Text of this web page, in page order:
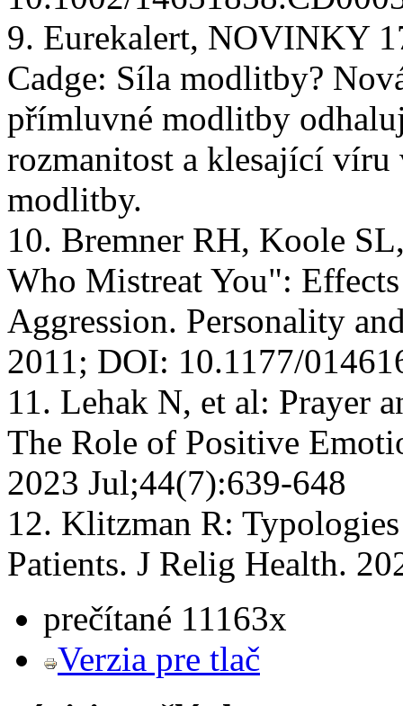
9. Eurekalert, NOVINKY
Cadge: Síla modlitby?
přímluvné modlitby
rozmanitost a klesající víru
modlitby.
10. Bremner RH, Koole
Who Mistreat You":
Aggression. Personality
2011; DOI: 10.1177/
11. Lehak N, et al: Prayer
The Role of Positive
2023 Jul;44(7):639-648
12. Klitzman R:
Patients. J Relig Health.
prečítané 11163x
Verzia pre tlač